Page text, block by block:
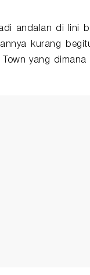
andalan di lini
kurang
yang dimana